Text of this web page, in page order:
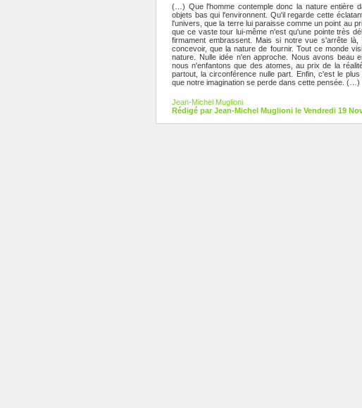
(…) Que l'homme contemple donc la nature entière
objets bas qui l'environnent. Qu'il regarde cette
l'univers, que la terre lui paraisse comme un point au
que ce vaste tour lui-même n'est qu'une pointe très
firmament embrassent. Mais si notre vue s'arrête
concevoir, que la nature de fournir. Tout ce monde
nature. Nulle idée n'en approche. Nous avons beau
nous n'enfantons que des atomes, au prix de la
partout, la circonférence nulle part. Enfin, c'est le
que notre imagination se perde dans cette pensée. (…)
Jean-Michel Muglioni
Rédigé par Jean-Michel Muglioni le Vendredi 19